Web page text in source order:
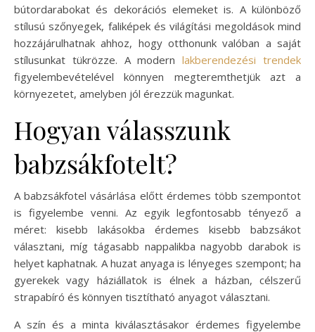
bútordarabokat és dekorációs elemeket is. A különböző
stílusú szőnyegek, faliképek és világítási megoldások mind
hozzájárulhatnak ahhoz, hogy otthonunk valóban a saját
stílusunkat tükrözze. A modernlakberendezési trendek
figyelembevételével könnyen megteremthetjük azt a
környezetet, amelyben jól érezzük magunkat.
Hogyan válasszunk
babzsákfotelt?
A babzsákfotel vásárlása előtt érdemes több szempontot
is figyelembe venni. Az egyik legfontosabb tényező a
méret: kisebb lakásokba érdemes kisebb babzsákot
választani, míg tágasabb nappalikba nagyobb darabok is
helyet kaphatnak. A huzat anyaga is lényeges szempont; ha
gyerekek vagy háziállatok is élnek a házban, célszerű
strapabíró és könnyen tisztítható anyagot választani.
A szín és a minta kiválasztásakor érdemes figyelembe